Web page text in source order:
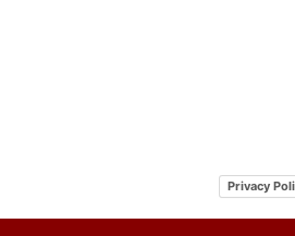
Privacy